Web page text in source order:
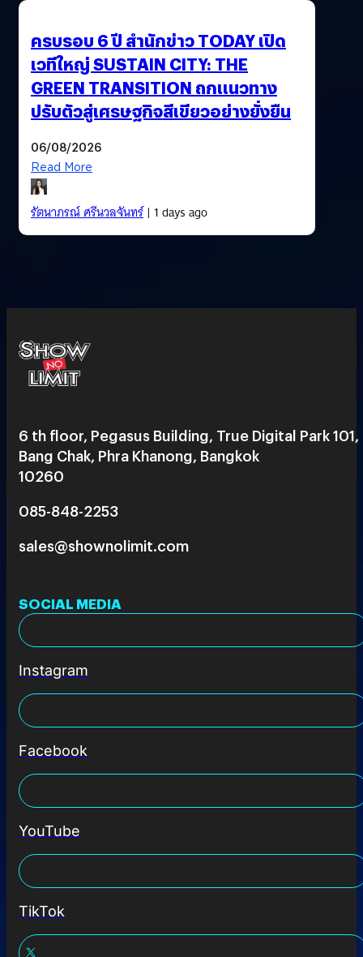
ครบรอบ 6 ปี สำนักข่าว TODAY เปิด
เวทีใหญ่ SUSTAIN CITY: THE
GREEN TRANSITION ถกแนวทาง
ปรับตัวสู่เศรษฐกิจสีเขียวอย่างยั่งยืน
06/08/2026
Read More
รัตนาภรณ์ ศรีนวลจันทร์| 1 days ago
6 th floor, Pegasus Building, True Digital Park 101,
Bang Chak, Phra Khanong, Bangkok
10260
085-848-2253
sales@shownolimit.com
SOCIAL MEDIA
Instagram
Facebook
YouTube
TikTok